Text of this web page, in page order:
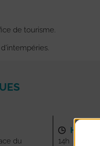
de tourisme.
du
14h